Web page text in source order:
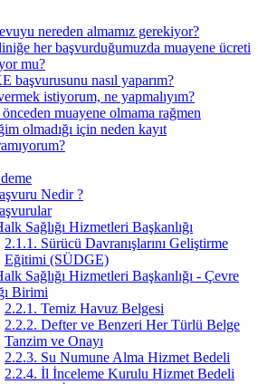
nereden almamız gerekiyor?
her başvurduğumuzda muayene ücreti
mu?
başvurusunu nasıl yaparım?
istiyorum, ne yapmalıyım?
muayene olmama rağmen
olmadığı için neden kayıt
Nedir ?
Sağlığı Hizmetleri Başkanlığı
2.1.1. Sürücü Davranışlarını Geliştirme
Eğitimi (SÜDGE)
Sağlığı Hizmetleri Başkanlığı - Çevre
Birimi
2.2.1. Temiz Havuz Belgesi
2.2.2. Defter ve Benzeri Her Türlü Belge
Tanzim ve Onayı
2.2.3. Su Numune Alma Hizmet Bedeli
2.2.4. İl İnceleme Kurulu Hizmet Bedeli